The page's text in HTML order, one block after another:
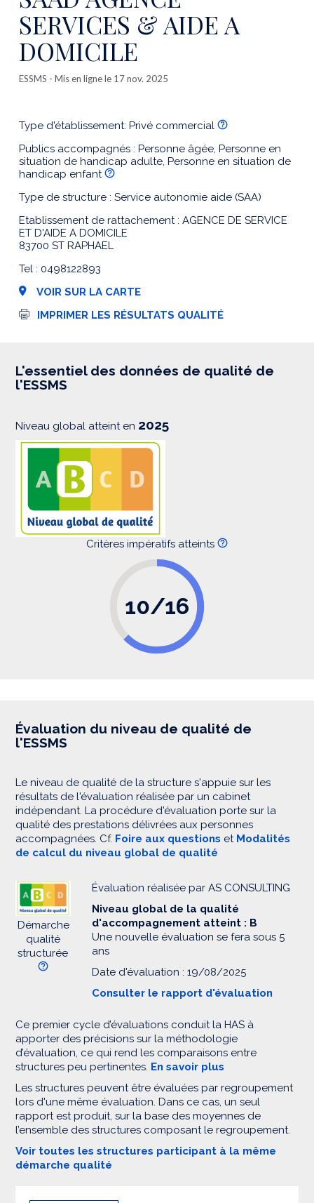
SERVICES & AIDE A
DOMICILE
ESSMS - Mis en ligne le 17 nov. 2025
Type d'établissement: Privé commercial
Publics accompagnés : Personne âgée, Personne en
situation de handicap adulte, Personne en situation de
handicap enfant
Type de structure : Service autonomie aide (SAA)
Etablissement de rattachement : AGENCE DE SERVICE
ET D'AIDE A DOMICILE
83700 ST RAPHAEL
Tel : 0498122893
VOIR SUR LA CARTE
I
s
i
IMPRIMER LES RÉSULTATS QUALITÉ
L'essentiel des données de qualité de
l'ESSMS
Niveau global atteint en 2025
Critères impératifs atteints
10/16
Évaluation du niveau de qualité de
l'ESSMS
Le niveau de qualité de la structure s'appuie sur les
résultats de l'évaluation réalisée par un cabinet
indépendant. La procédure d'évaluation porte sur la
qualité des prestations délivrées aux personnes
accompagnées. Cf. Foire aux questions et Modalités
de calcul du niveau global de qualité
Démarche
qualité
structurée
Évaluation réalisée par AS CONSULTING
Niveau global de la qualité
d'accompagnement atteint : B
Une nouvelle évaluation se fera sous 5
ans
Date d'évaluation : 19/08/2025
Consulter le rapport d'évaluation
Ce premier cycle d’évaluations conduit la HAS à
apporter des précisions sur la méthodologie
d’évaluation, ce qui rend les comparaisons entre
structures peu pertinentes. En savoir plus
Les structures peuvent être évaluées par regroupement
lors d'une même évaluation. Dans ce cas, un seul
rapport est produit, sur la base des moyennes de
l’ensemble des structures composant le regroupement.
Voir toutes les structures participant à la même
démarche qualité